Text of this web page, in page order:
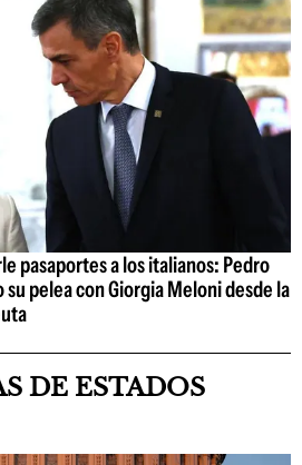
pasaportes a los italianos: Pedro
pelea con Giorgia Meloni desde la
DE ESTADOS